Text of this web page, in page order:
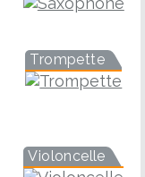
Trompette
Violoncelle